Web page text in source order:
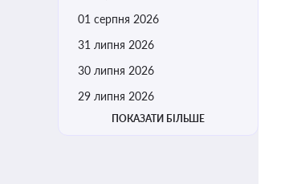
01 серпня 2026
31 липня 2026
30 липня 2026
29 липня 2026
ПОКАЗАТИ БІЛЬШЕ